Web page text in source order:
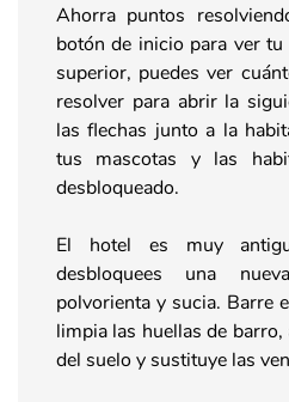
Ahorra puntos
botón de inicio para ver
superior, puedes ver
resolver para abrir la
las flechas junto a la
tus mascotas y las
desbloqueado.
El hotel es muy
desbloquees una
polvorienta y sucia. Barre
limpia las huellas de
del suelo y sustituye las